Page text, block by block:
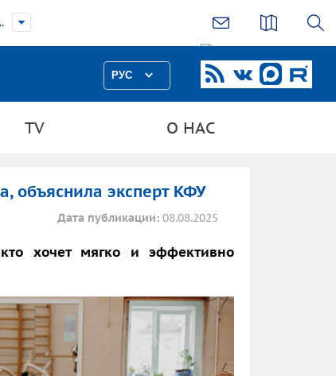
РУС
TV О НАС
объяснила эксперт КФУ
Дата публикации: 08.08.2025
хочет мягко и эффективно